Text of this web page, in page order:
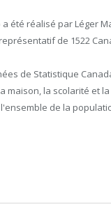
été réalisé par Léger
de 1522
de Statistique
maison, la scolarité et
de la